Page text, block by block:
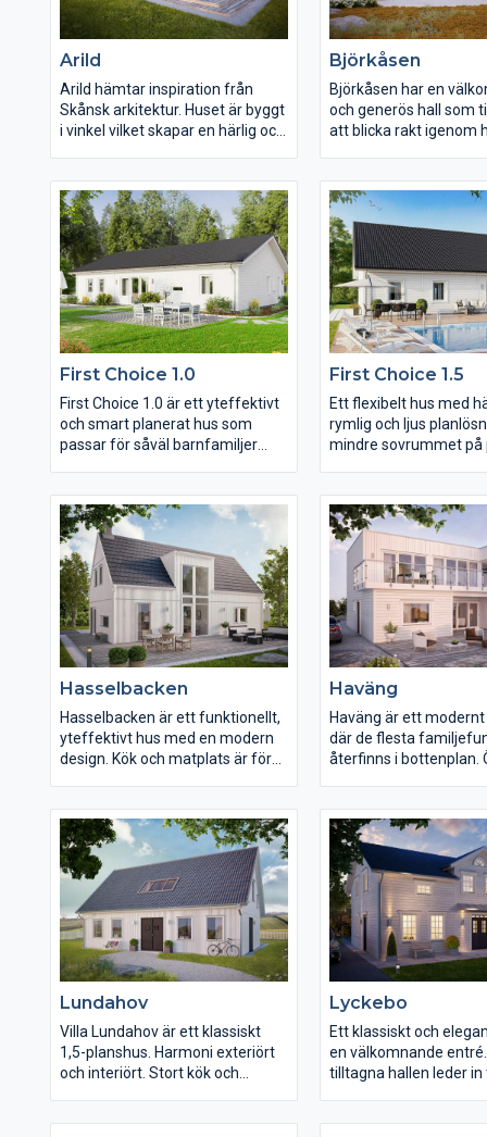
Arild
Arild hämtar inspiration från
Skånsk arkitektur. Huset är byggt
i vinkel vilket skapar en härlig och
öppen och generös yta mellan
entré, kök, matplats, vardagsrum
och uteplats. Huset upplevs som
rymligt med tilltagna umgänges-
ytor. Arild har en mer sluten
fasad mot gatan som står i skön
kontrast mot de öppna, moderna
och upp- glasade ytorna ut mot
trädgården. Husmodellen har
försetts med ett väl tilltaget
tvättrum och gott om
förvaringsmöjligheter.
Björkåsen
Björkåsen har en
och generös hall som
att blicka rakt igenom
Sovrummen har
mer privat avdelning av
tillsammans med
Många fönster skapar
ljusinsläpp i hela
runda fönstren på
huset både en
högst personlig
mycket funktionellt
varje yta är genomtänkt.
First Choice 1.0
First Choice 1.0 är ett yteffektivt
och smart planerat hus som
passar för såväl barnfamiljer
och trevlig planlösning. De
mindre sovrummen ligger avskilt
i en egen del, med egen toalett –
perfekt för barn eller
övernattande gäster. Utrustat
med flera bra
förvaringsmöjligheter och en stor
funktionell tvättstuga gör det till
ett mycket praktiskt hus.
First Choice 1.5
Ett flexibelt hus med
rymlig och ljus
mindre sovrummet på
ger möjlighet till
sovrum, när familjen
har ett väl tilltaget kök
stor och praktisk
Hasselbacken
Hasselbacken är ett funktionellt,
yteffektivt hus med en modern
design. Kök och matplats är för
placering med ett öppet samspel
med vardagsrummet och
direktkontakt med uteplats.
Hasselbacken har en tydlig
entrésida som känns
välkomnande för både boende
och besökare respektive en
privat sida med uteplats. Huset
har en funktionell planlösning
som på ett tydligt sätt samspelar
med intryck av kvalitet och
design.
Haväng
Haväng är ett
där de flesta
återfinns i bottenplan.
altan. Detta ger ett
modernt uttryck, med
djupverkan, tack vare
formade övre planet.
panoramafönstren på
skapar en extra känsla
Bottenplan är på hela
och innefattar fyra
klädvård, två badrum
allrum på 30,9 kvm.
Lundahov
Villa Lundahov är ett klassiskt
1,5-planshus. Harmoni exteriört
och interiört. Stort kök och
Lyckebo
Ett klassiskt och
en välkomnande entré.
tilltagna hallen leder in